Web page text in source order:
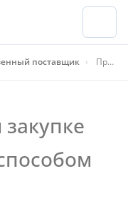
поставщик › Преференции при закупке неконкурентным способом